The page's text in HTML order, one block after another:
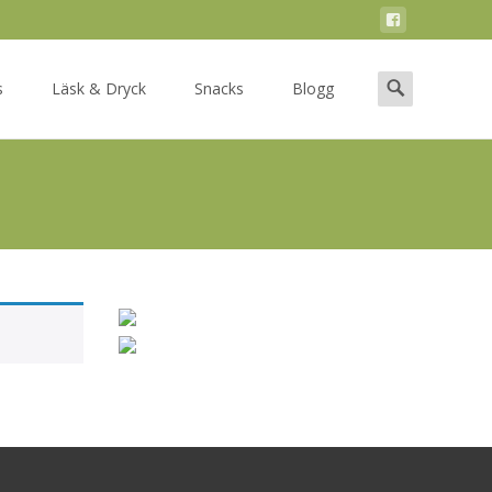
Läsk & Dryck Snacks Blogg
Search
for: